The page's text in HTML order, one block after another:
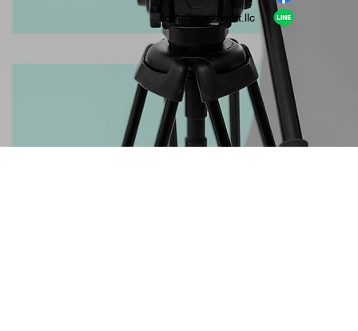
company＠habit.llc